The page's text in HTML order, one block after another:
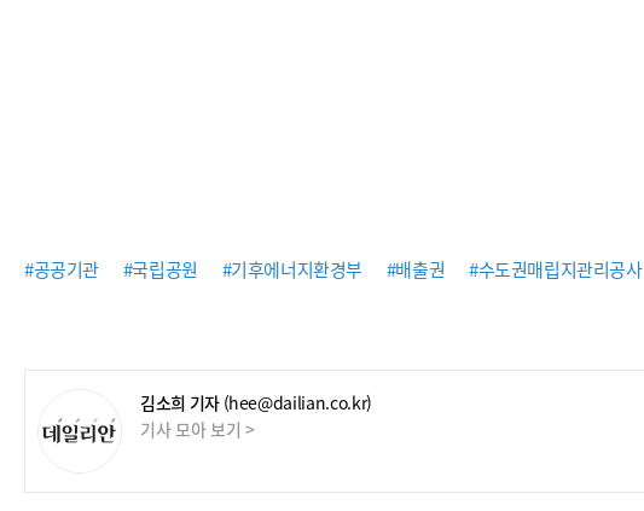
#공공기관 #국립공원 #기후에너지환경부 #배출권 #수도권매립지관리공사
김소희 기자 (hee@dailian.co.kr)
기사 모아 보기 >